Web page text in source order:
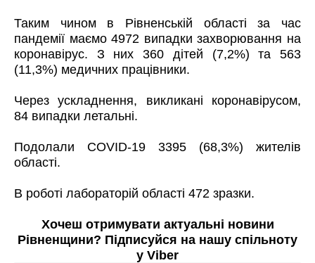
Таким чином в Рівненській області за час
пандемії маємо 4972 випадки захворювання на
коронавірус. З них 360 дітей (7,2%) та 563
(11,3%) медичних працівники.
Через ускладнення, викликані коронавірусом,
84 випадки летальні.
Подолали COVID-19 3395 (68,3%) жителів
області.
В роботі лабораторій області 472 зразки.
Хочеш отримувати актуальні новини
Рівненщини? Підписуйся на нашу спільноту
у Viber